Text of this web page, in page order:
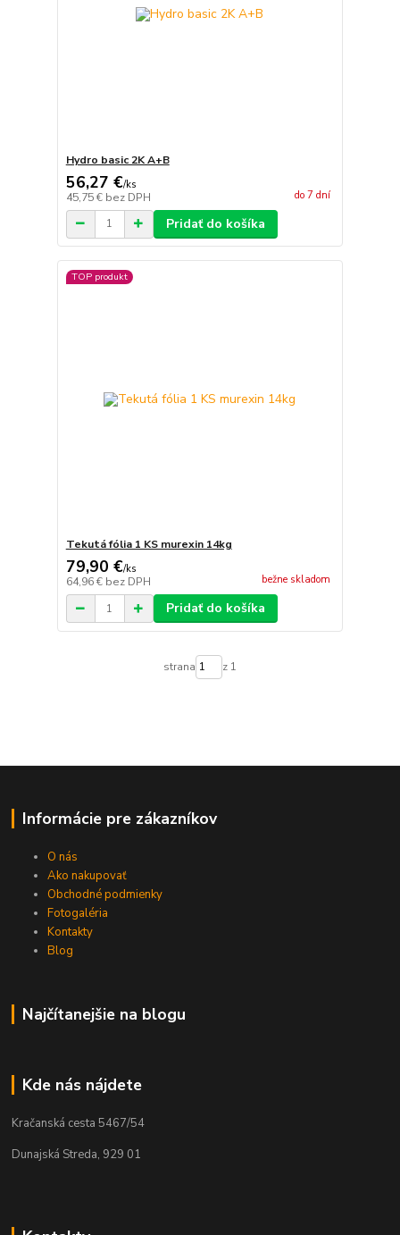
Hydro basic 2K A+B
56,27 €/ks
45,75 € bez DPH do 7 dní
Pridať do košíka
TOP produkt
Tekutá fólia 1 KS murexin 14kg
79,90 €/ks
64,96 € bez DPH bežne skladom
Pridať do košíka
strana z 1
Informácie pre zákazníkov
O nás
Ako nakupovať
Obchodné podmienky
Fotogaléria
Kontakty
Blog
Najčítanejšie na blogu
Kde nás nájdete
Kračanská cesta 5467/54
Dunajská Streda, 929 01